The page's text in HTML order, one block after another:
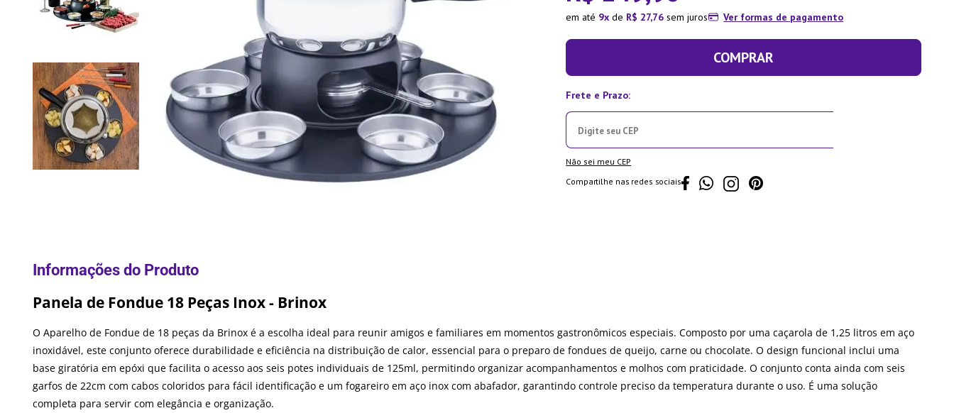
em até 9 de R$ 27,76 sem juros Ver formas de pagamento
COMPRAR
Não sei meu CEP
Compartilhe nas redes sociais
Panela de Fondue 18 Peças Inox - Brinox
O Aparelho de Fondue de 18 peças da Brinox é a escolha ideal para reunir amigos e familiares em momentos gastronômicos especiais. Composto por uma caçarola de 1,25 litros em aço
inoxidável, este conjunto oferece durabilidade e eficiência na distribuição de calor, essencial para o preparo de fondues de queijo, carne ou chocolate. O design funcional inclui uma
base giratória em epóxi que facilita o acesso aos seis potes individuais de 125ml, permitindo organizar acompanhamentos e molhos com praticidade. O conjunto conta ainda com seis
garfos de 22cm com cabos coloridos para fácil identificação e um fogareiro em aço inox com abafador, garantindo controle preciso da temperatura durante o uso. É uma solução
completa para servir com elegância e organização.